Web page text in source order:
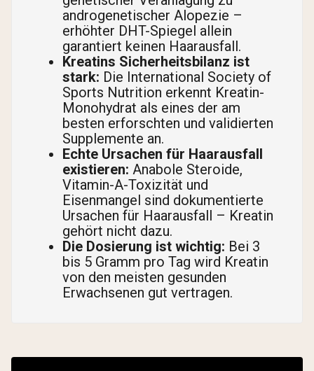
androgenetischer Alopezie –
erhöhter DHT-Spiegel allein
garantiert keinen Haarausfall.
Kreatins Sicherheitsbilanz ist
stark: Die International Society of
Sports Nutrition erkennt Kreatin-
Monohydrat als eines der am
besten erforschten und validierten
Supplemente an.
Echte Ursachen für Haarausfall
existieren: Anabole Steroide,
Vitamin-A-Toxizität und
Eisenmangel sind dokumentierte
Ursachen für Haarausfall – Kreatin
gehört nicht dazu.
Die Dosierung ist wichtig: Bei 3
bis 5 Gramm pro Tag wird Kreatin
von den meisten gesunden
Erwachsenen gut vertragen.